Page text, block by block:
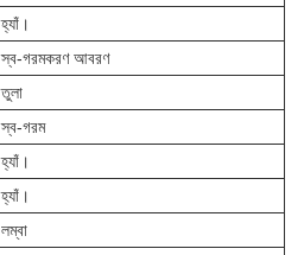
হ্যাঁ।
স্ব-গরমকরণ আবরণ
তুলা
স্ব-গরম
হ্যাঁ।
হ্যাঁ।
লম্বা